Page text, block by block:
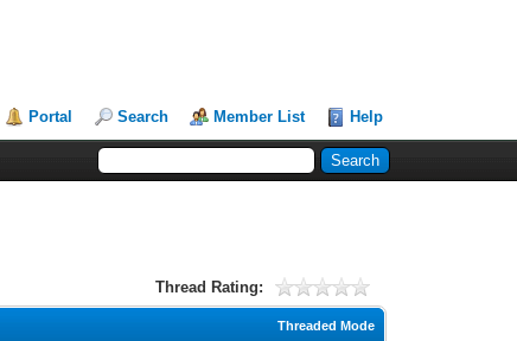
Portal Search Member List Help
Thread Rating:
Threaded Mode